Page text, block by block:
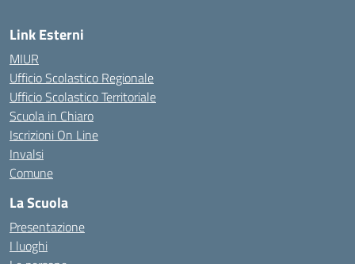
Link Esterni
MIUR
Ufficio Scolastico Regionale
Ufficio Scolastico Territoriale
Scuola in Chiaro
Iscrizioni On Line
Invalsi
Comune
La Scuola
Presentazione
I luoghi